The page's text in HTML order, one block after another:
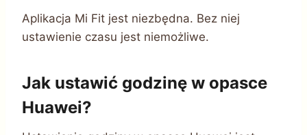
Aplikacja Mi Fit jest niezbędna. Bez niej
ustawienie czasu jest niemożliwe.
Jak ustawić godzinę w opasce
Huawei?